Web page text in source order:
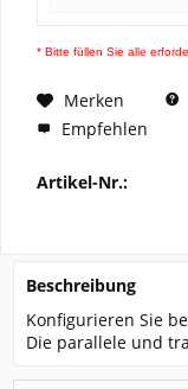
* Bitte füllen Sie alle
Merken
Empfehlen
Artikel-Nr.:
Beschreibung
Konfigurieren Sie
Die parallele und